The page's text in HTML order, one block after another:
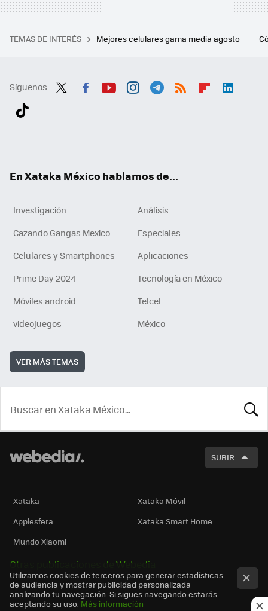
TEMAS DE INTERÉS Mejores celulares gama media agosto
Síguenos
En Xataka México hablamos de...
Investigación
Análisis
Cazando Gangas Mexico
Especiales
Celulares y Smartphones
Aplicaciones
Prime Day 2024
Tecnología en México
Móviles android
Telcel
videojuegos
México
VER MÁS TEMAS
SUBIR
Xataka
Xataka Móvil
Applesfera
Xataka Smart Home
Mundo Xiaomi
Otras publicaciones de Webedia
Utilizamos cookies de terceros para generar estadísticas
de audiencia y mostrar publicidad personalizada
analizando tu navegación. Si sigues navegando estarás
aceptando su uso. Más información